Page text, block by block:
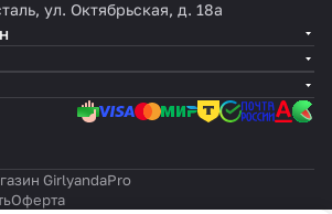
ул. Октябрьская, д. 18а
GirlyandaPro
Оферта